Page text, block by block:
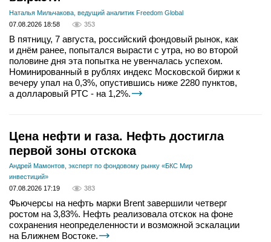
Наталья Мильчакова, ведущий аналитик Freedom Global
07.08.2026 18:58
353
В пятницу, 7 августа, российский фондовый рынок, как
и днём ранее, попытался вырасти с утра, но во второй
половине дня эта попытка не увенчалась успехом.
Номинированный в рублях индекс Московской биржи к
вечеру упал на 0,3%, опустившись ниже 2280 пунктов,
а долларовый РТС - на 1,2%.
Цена нефти и газа. Нефть достигла
первой зоны отскока
Андрей Мамонтов, эксперт по фондовому рынку «БКС Мир
инвестиций»
07.08.2026 17:19
383
Фьючерсы на нефть марки Brent завершили четверг
ростом на 3,83%. Нефть реализовала отскок на фоне
сохранения неопределенности и возможной эскалации
на Ближнем Востоке.